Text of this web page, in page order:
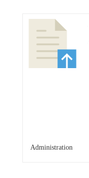
ville
Sports
Administration